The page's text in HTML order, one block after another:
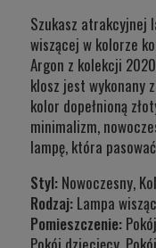
Szukasz atrakcyjnej
wiszącej w kolorze
Argon z kolekcji
klosz jest wykonany
kolor dopełnioną
minimalizm,
lampę, która
Styl: Nowoczesny,
Rodzaj: Lampa
Pomieszczenie: